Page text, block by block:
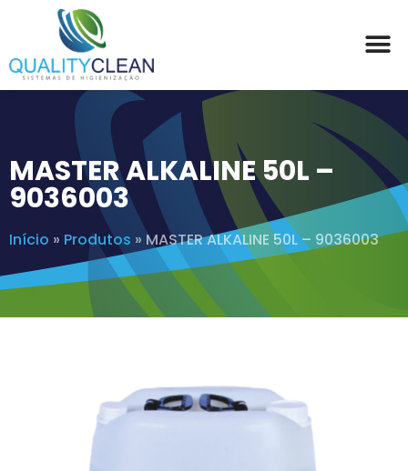
MASTER ALKALINE 50L –
9036003
Início » Produtos » MASTER ALKALINE 50L – 9036003